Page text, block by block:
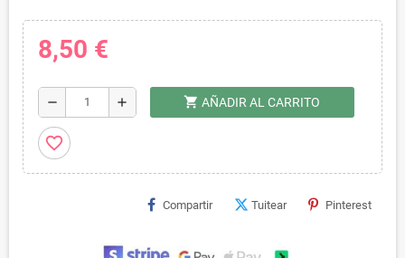
8,50 €
remove add shopping_cart AÑADIR AL CARRITO
favorite_border
Compartir Tuitear Pinterest